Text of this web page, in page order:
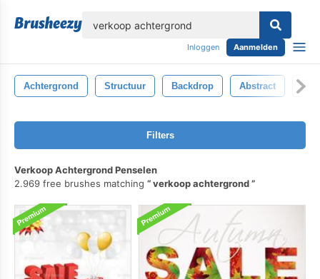
Inloggen Aanmelden
Achtergrond Structuur Backdrop Abstract
Filters
Verkoop Achtergrond Penselen
2.969 free brushes matching
verkoop achtergrond